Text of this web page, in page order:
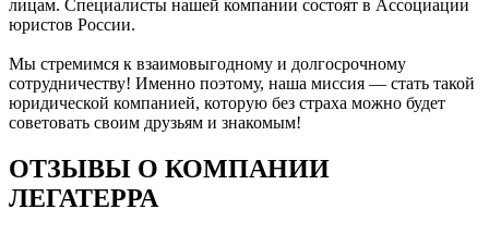
лицам. Специалисты нашей компании состоят в Ассоциации
юристов России.
Мы стремимся к взаимовыгодному и долгосрочному
сотрудничеству! Именно поэтому, наша миссия — стать такой
юридической компанией, которую без страха можно будет
советовать своим друзьям и знакомым!
ОТЗЫВЫ О КОМПАНИИ
ЛЕГАТЕРРА